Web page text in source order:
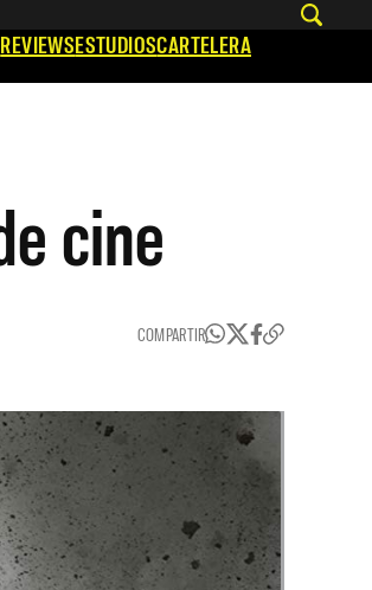
REVIEWSESTUDIOSCARTELERA
cine
COMPARTIR